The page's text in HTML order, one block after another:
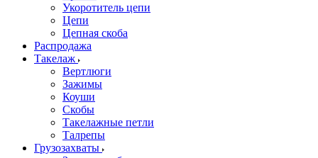
Укоротитель цепи
Цепи
Цепная скоба
Распродажа
Такелаж
Вертлюги
Зажимы
Коуши
Скобы
Такелажные петли
Талрепы
Грузозахваты